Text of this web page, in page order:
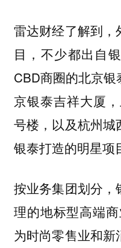
雷达财经了解到
目，不少都出自
CBD商圈的北京
京银泰吉祥大厦
号楼，以及杭州城
银泰打造的明星项
按业务集团划分
理的地标型高端
为时尚零售业和